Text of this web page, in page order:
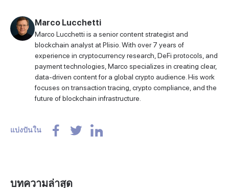
Marco Lucchetti
Marco Lucchetti is a senior content strategist and
blockchain analyst at Plisio. With over 7 years of
experience in cryptocurrency research, DeFi protocols, and
payment technologies, Marco specializes in creating clear,
data-driven content for a global crypto audience. His work
focuses on transaction tracing, crypto compliance, and the
future of blockchain infrastructure.
แบ่งปันใน
บทความล่าสุด